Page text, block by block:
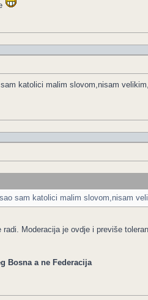
katolici malim slovom,nisam
sam katolici malim slovom,nisam
Moderacija je ovdje i previše
Bosna a ne Federacija